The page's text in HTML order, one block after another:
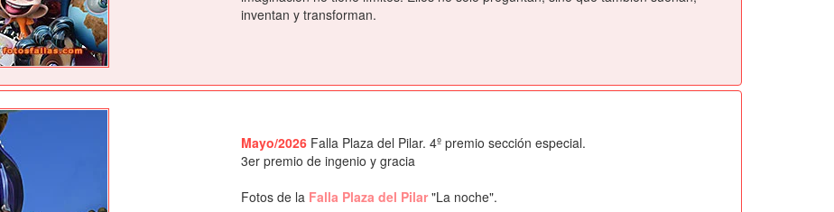
inventan y transforman.
Mayo/2026 Falla Plaza del Pilar. 4º premio sección especial.
3er premio de ingenio y gracia
Fotos de la Falla Plaza del Pilar "La noche".